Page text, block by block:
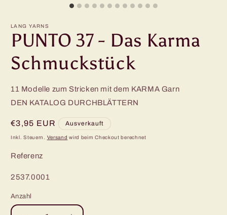
LANG YARNS
PUNTO 37 - Das Karma
Schmuckstück
11 Modelle zum Stricken mit dem KARMA Garn
DEN KATALOG DURCHBLÄTTERN
Normaler
Preis
€3,95 EUR Ausverkauft
Inkl. Steuern. Versand wird beim Checkout berechnet
Referenz
SKU:
2537.0001
Anzahl